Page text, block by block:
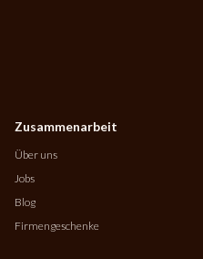
Zusammenarbeit
Über uns
Jobs
Blog
Firmengeschenke